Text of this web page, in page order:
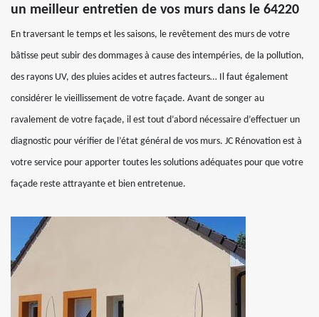
un meilleur entretien de vos murs dans le 64220
En traversant le temps et les saisons, le revêtement des murs de votre
bâtisse peut subir des dommages à cause des intempéries, de la pollution,
des rayons UV, des pluies acides et autres facteurs… Il faut également
considérer le vieillissement de votre façade. Avant de songer au
ravalement de votre façade, il est tout d’abord nécessaire d’effectuer un
diagnostic pour vérifier de l’état général de vos murs. JC Rénovation est à
votre service pour apporter toutes les solutions adéquates pour que votre
façade reste attrayante et bien entretenue.